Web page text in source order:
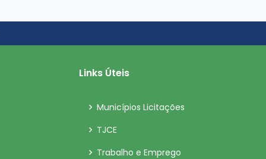
Links Úteis
Municípios Licitações
TJCE
Trabalho e Emprego